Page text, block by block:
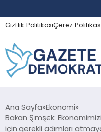
Gizlilik PolitikasıÇerez
GÜNDEM
Ana Sayfa Ekonomi
Bakan Şimşek:
için gerekli adımları